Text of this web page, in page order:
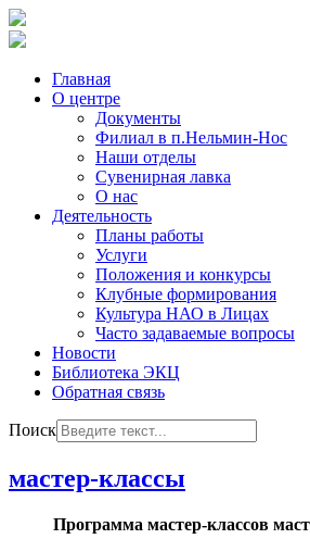
Главная
О центре
Документы
Филиал в п.Нельмин-Нос
Наши отделы
Сувенирная лавка
О нас
Деятельность
Планы работы
Услуги
Положения и конкурсы
Клубные формирования
Культура НАО в Лицах
Часто задаваемые вопросы
Новости
Библиотека ЭКЦ
Обратная связь
Поиск
мастер-классы
Программа мастер-классов